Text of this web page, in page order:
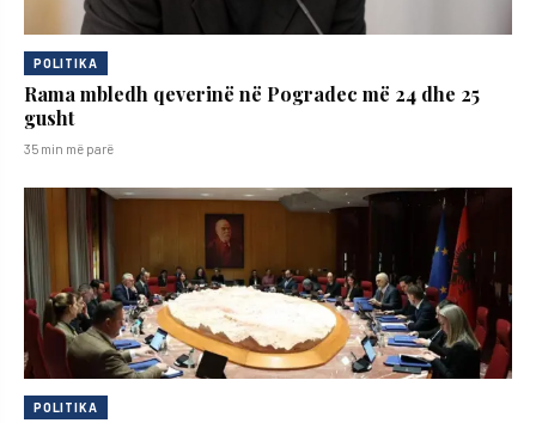
POLITIKA
Rama mbledh qeverinë në Pogradec më 24 dhe 25
gusht
35 min më parë
POLITIKA